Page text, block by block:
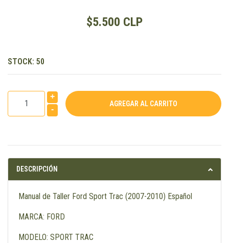
$5.500 CLP
STOCK: 50
+
-
DESCRIPCIÓN
Manual de Taller Ford Sport Trac (2007-2010) Español
MARCA: FORD
MODELO: SPORT TRAC